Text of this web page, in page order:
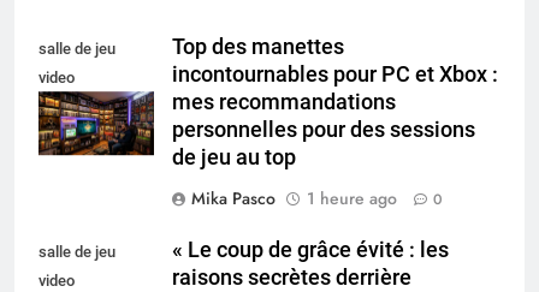
salle de jeu
video
collectionneur
Top des manettes
incontournables pour PC et Xbox :
mes recommandations
personnelles pour des sessions
de jeu au top
Mika Pasco
1 heure ago 0
salle de jeu
video
« Le coup de grâce évité : les
raisons secrètes derrière